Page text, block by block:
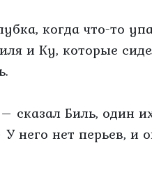
когда что-то
и Ку, которые
сказал Биль, один
него нет перьев, и